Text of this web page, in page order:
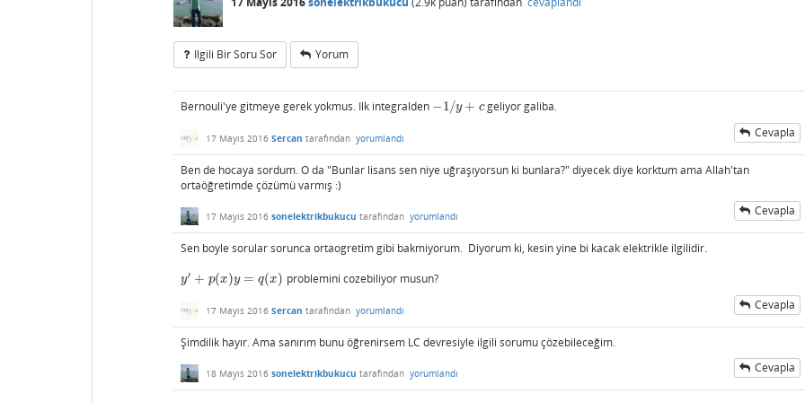
Ilgili Bir Soru Sor Yorum
Bernouli'ye gitmeye gerek yokmus. Ilk integralden −1/y + c
−1/y+c geliyor galiba.
17 Mayıs 2016 Sercan tarafından yorumlandı Cevapla
Ben de hocaya sordum. O da "Bunlar lisans sen niye uğraşıyorsun ki bunlara?" diyecek diye korktum ama Allah'tan
ortaöğretimde çözümü varmış :)
17 Mayıs 2016 sonelektrikbukucu tarafından yorumlandı Cevapla
Sen boyle sorular sorunca ortaogretim gibi bakmiyorum. Diyorum ki, kesin yine bi kacak elektrikle ilgilidir.
y′ + p(x)y = q(x)
y′+ p( x)y=q(x problemini cozebiliyor musun?
17 Mayıs 2016 Sercan tarafından yorumlandı Cevapla
Şimdilik hayır. Ama sanırım bunu öğrenirsem LC devresiyle ilgili sorumu çözebileceğim.
18 Mayıs 2016 sonelektrikbukucu tarafından yorumlandı Cevapla